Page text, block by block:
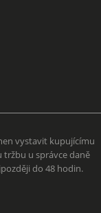
vystavit kupujícímu
u správce daně
do 48 hodin.